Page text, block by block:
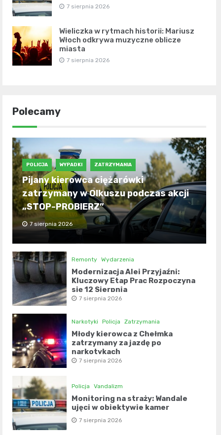
7 sierpnia 2026
Wieliczka w rytmach historii: Mariusz
Włoch odkrywa muzyczne oblicze
miasta
7 sierpnia 2026
Polecamy
POLICJA WYPADKI ZATRZYMANIA
Pijany kierowca ciężarówki
zatrzymany w Olkuszu podczas akcji
„STOP-PROBIERZ”
7 sierpnia 2026
Remonty Wydarzenia
Modernizacja Alei Przyjaźni:
Kluczowy Etap Prac Rozpoczyna
się 12 Sierpnia
7 sierpnia 2026
Narkotyki Policja Zatrzymania
Młody kierowca z Chełmka
zatrzymany za jazdę po
narkotykach
7 sierpnia 2026
Policja Vandalizm
Monitoring na straży: Wandale
ujęci w obiektywie kamer
7 sierpnia 2026